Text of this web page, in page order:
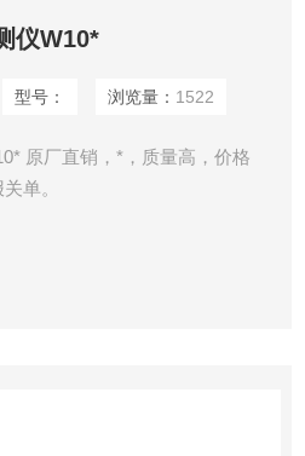
仪W10*
型号： 浏览量： 1522
原厂直销，*，质量高，价格
单。